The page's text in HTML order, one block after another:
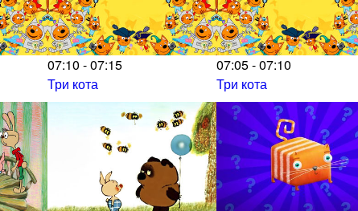
07:10 - 07:15
Три кота
07:05 - 07:10
Три кота